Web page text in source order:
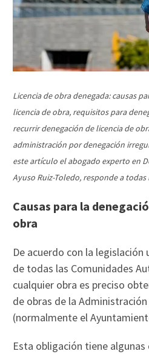
Licencia de obra denegada: causas
licencia de obra, requisitos para
recurrir denegación de licencia de
administración por denegación
este artículo el abogado experto en
Ayuso Ruiz-Toledo, responde a
Causas para la
obra
De acuerdo con la
de todas las Comunidades
cualquier obra es preciso
de obras de la
(normalmente el
Esta obligación tiene algunas